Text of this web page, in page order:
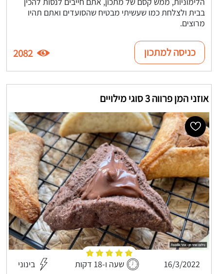
בבית ולצלחת כמו שעשיתי מבטיח שהסועדים ואתם תהיו
מרוצים.
כניסה למתכון 2082
אוזני המן פרווה 3 סוגי מילויים
16/3/2022 שעה ו-18 דקות בינוני